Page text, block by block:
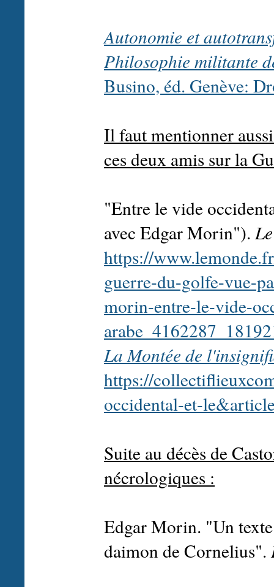
Autonomie et
Philosophie militante
Busino, éd. Genève:
Il faut mentionner
ces deux amis sur la
"Entre le vide
avec Edgar Morin").
https://
guerre-du-golfe-vue-
morin-entre-le-vide-
La Montée de
https://
occidental-et-
Suite au décès de
nécrologiques :
Edgar Morin. "Un
daimon de Cornelius".